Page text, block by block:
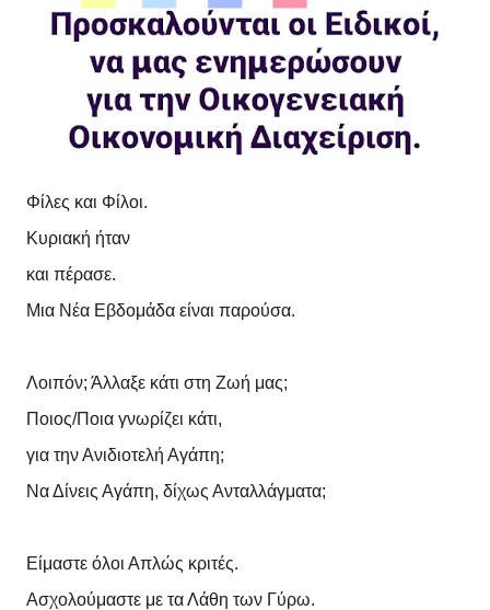
Φίλες και Φίλοι.
Κυριακή ήταν
και πέρασε.
Μια Νέα Εβδομάδα είναι παρούσα.
Λοιπόν; Άλλαξε κάτι στη Ζωή μας;
Ποιος/Ποια γνωρίζει κάτι,
για την Ανιδιοτελή Αγάπη;
Να Δίνεις Αγάπη, δίχως Ανταλλάγματα;
Είμαστε όλοι Απλώς κριτές.
Ασχολούμαστε με τα Λάθη των Γύρω.